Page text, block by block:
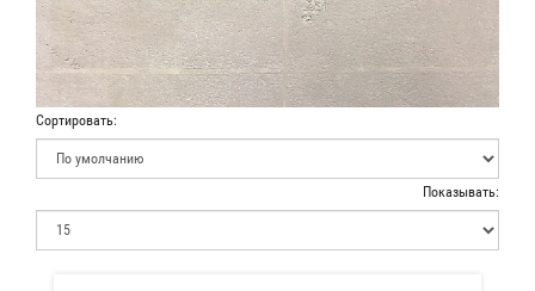
Сортировать:
Показывать: